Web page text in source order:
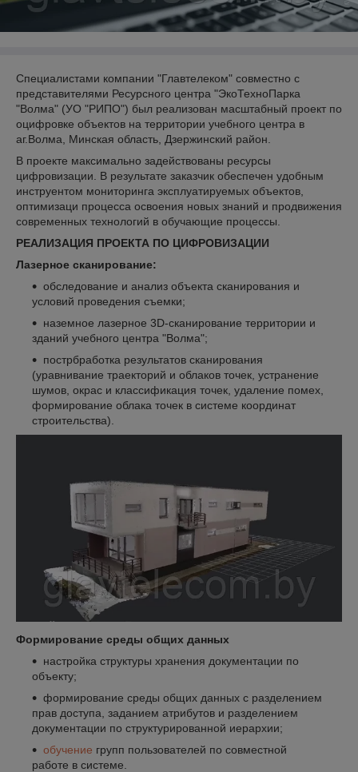
Специалистами компании "Главтелеком" совместно с
представителями Ресурсного центра "ЭкоТехноПарка
"Волма" (УО "РИПО") был реализован масштабный проект по
оцифровке объектов на территории учебного центра в
аг.Волма, Минская область, Дзержинский район.
В проекте максимально задействованы ресурсы
цифровизации. В результате заказчик обеспечен удобным
инструентом мониторинга эксплуатируемых объектов,
оптимизаци процесса освоения новых знаний и продвижения
современных технологий в обучающие процессы.
РЕАЛИЗАЦИЯ ПРОЕКТА ПО ЦИФРОВИЗАЦИИ
Лазерное сканирование:
обследование и анализ объекта сканирования и
условий проведения съемки;
наземное лазерное 3D-сканирование территории и
зданий учебного центра "Волма";
пострбработка результатов сканирования
(уравнивание траекторий и облаков точек, устранение
шумов, окрас и классификация точек, удаление помех,
формирование облака точек в системе координат
строительства).
Формирование среды общих данных
настройка структуры хранения документации по
объекту;
формирование среды общих данных с разделением
прав доступа, заданием атрибутов и разделением
документации по структурированной иерархии;
обучение групп пользователей по совместной
работе в системе.